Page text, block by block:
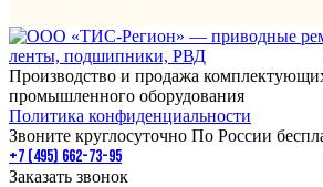
Производство и продажа
промышленного оборудования
Политика конфиденциальности
Звоните круглосуточно По России
+7 (495) 662-73-95
Заказать звонок